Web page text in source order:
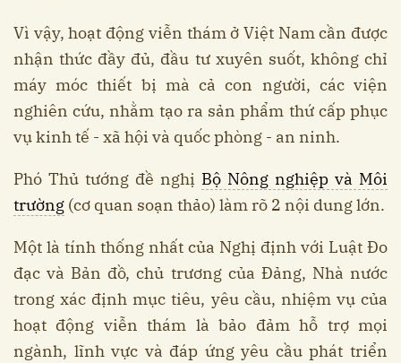
Vì vậy, hoạt động viễn thám ở Việt Nam cần được
nhận thức đầy đủ, đầu tư xuyên suốt, không chỉ
máy móc thiết bị mà cả con người, các viện
nghiên cứu, nhằm tạo ra sản phẩm thứ cấp phục
vụ kinh tế - xã hội và quốc phòng - an ninh.
Phó Thủ tướng đề nghị Bộ Nông nghiệp và Môi
trường (cơ quan soạn thảo) làm rõ 2 nội dung lớn.
Một là tính thống nhất của Nghị định với Luật Đo
đạc và Bản đồ, chủ trương của Đảng, Nhà nước
trong xác định mục tiêu, yêu cầu, nhiệm vụ của
hoạt động viễn thám là bảo đảm hỗ trợ mọi
ngành, lĩnh vực và đáp ứng yêu cầu phát triển